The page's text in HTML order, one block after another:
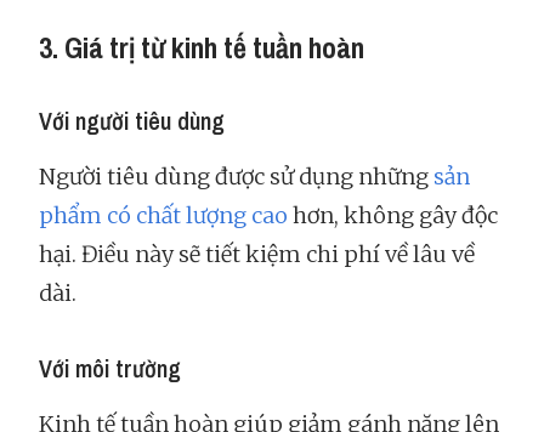
3. Giá trị từ kinh tế tuần hoàn
Với người tiêu dùng
Người tiêu dùng được sử dụng những sản
phẩm có chất lượng cao hơn, không gây độc
hại. Điều này sẽ tiết kiệm chi phí về lâu về
dài.
Với môi trường
Kinh tế tuần hoàn giúp giảm gánh nặng lên